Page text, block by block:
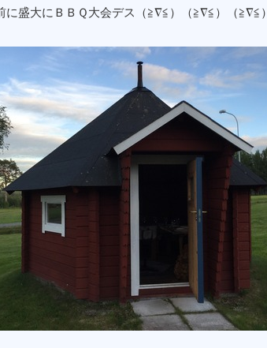
に盛大にＢＢＱ大会デス（≧∇≦）（≧∇≦）（≧∇≦）